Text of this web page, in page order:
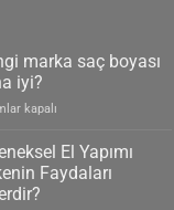
marka saç boyası
iyi?
kapalı
El Yapımı
Faydaları